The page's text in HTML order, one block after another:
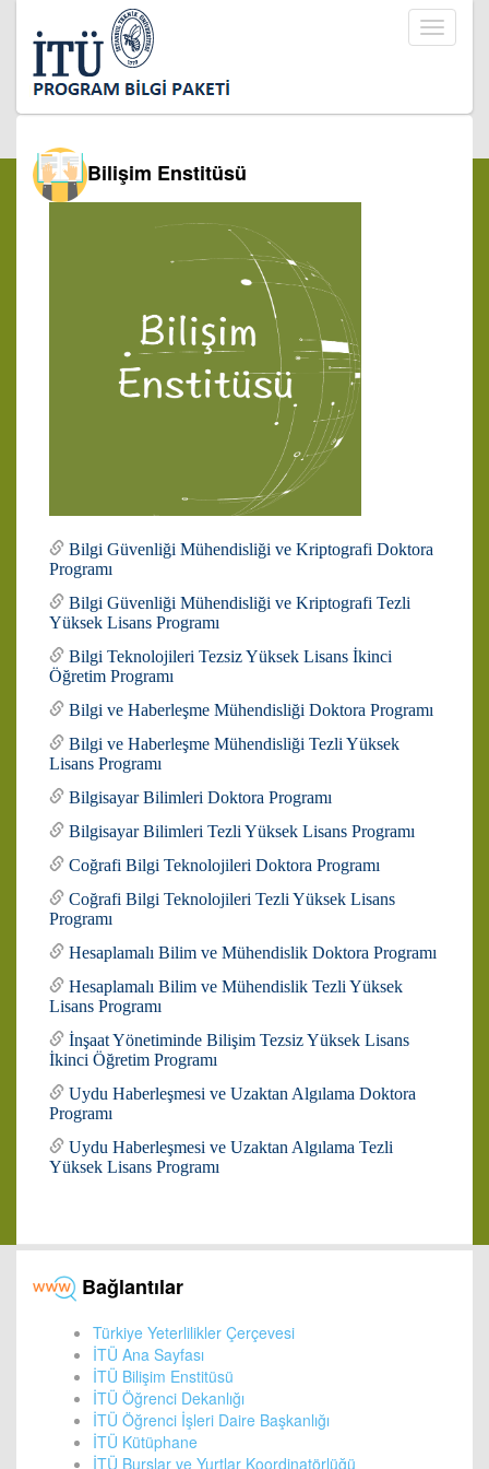
Toggle
Bilişim Enstitüsü
Bilgi Güvenliği Mühendisliği ve Kriptografi Doktora
Programı
Bilgi Güvenliği Mühendisliği ve Kriptografi Tezli
Yüksek Lisans Programı
Bilgi Teknolojileri Tezsiz Yüksek Lisans İkinci
Öğretim Programı
Bilgi ve Haberleşme Mühendisliği Doktora Programı
Bilgi ve Haberleşme Mühendisliği Tezli Yüksek
Lisans Programı
Bilgisayar Bilimleri Doktora Programı
Bilgisayar Bilimleri Tezli Yüksek Lisans Programı
Coğrafi Bilgi Teknolojileri Doktora Programı
Coğrafi Bilgi Teknolojileri Tezli Yüksek Lisans
Programı
Hesaplamalı Bilim ve Mühendislik Doktora Programı
Hesaplamalı Bilim ve Mühendislik Tezli Yüksek
Lisans Programı
İnşaat Yönetiminde Bilişim Tezsiz Yüksek Lisans
İkinci Öğretim Programı
Uydu Haberleşmesi ve Uzaktan Algılama Doktora
Programı
Uydu Haberleşmesi ve Uzaktan Algılama Tezli
Yüksek Lisans Programı
Bağlantılar
Türkiye Yeterlilikler Çerçevesi
İTÜ Ana Sayfası
İTÜ Bilişim Enstitüsü
İTÜ Öğrenci Dekanlığı
İTÜ Öğrenci İşleri Daire Başkanlığı
İTÜ Kütüphane
İTÜ Burslar ve Yurtlar Koordinatörlüğü